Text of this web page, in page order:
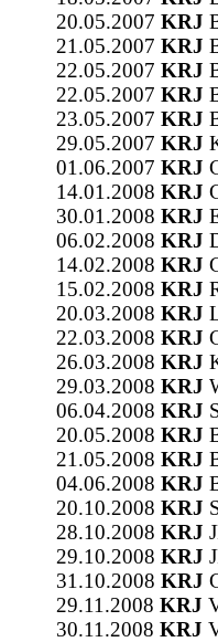
20.05.2007 KRJ
21.05.2007 KRJ
22.05.2007 KRJ
22.05.2007 KRJ
23.05.2007 KRJ
29.05.2007 KRJ
01.06.2007 KRJ
14.01.2008 KRJ
30.01.2008 KRJ
06.02.2008 KRJ
14.02.2008 KRJ
15.02.2008 KRJ
20.03.2008 KRJ
22.03.2008 KRJ
26.03.2008 KRJ
29.03.2008 KRJ
06.04.2008 KRJ
20.05.2008 KRJ
21.05.2008 KRJ
04.06.2008 KRJ
20.10.2008 KRJ
28.10.2008 KRJ
29.10.2008 KRJ
31.10.2008 KRJ
29.11.2008 KRJ
30.11.2008 KRJ